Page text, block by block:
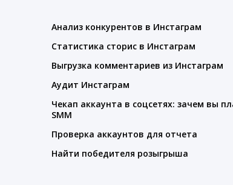
Анализ конкурентов в Инстаграм
Статистика сторис в Инстаграм
Выгрузка комментариев из Инстаграм
Аудит Инстаграм
Чекап аккаунта в соцсетях: зачем вы
SMM
Проверка аккаунтов для отчета
Найти победителя розыгрыша